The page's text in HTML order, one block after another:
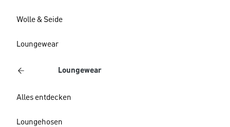
Wolle & Seide
Loungewear
Loungewear
Alles entdecken
Loungehosen